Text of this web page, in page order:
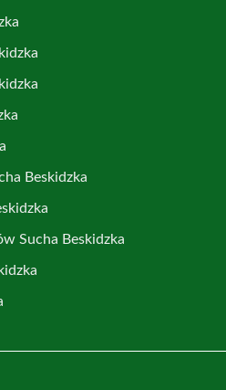
Beskidzka
Sucha Beskidzka